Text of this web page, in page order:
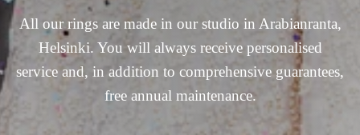
All our rings are made in our studio in Arabianranta,
Helsinki. You will always receive personalised
service and, in addition to comprehensive guarantees,
free annual maintenance.